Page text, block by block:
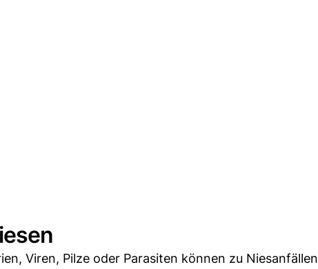
Viren, Pilze oder Parasiten können zu Niesanfällen